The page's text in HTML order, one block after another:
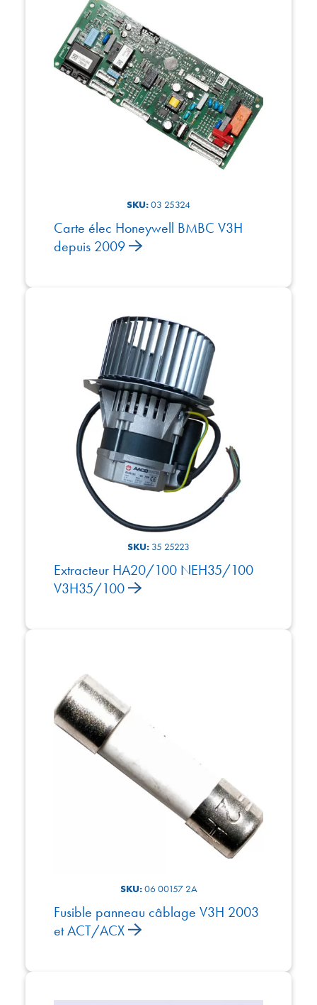
SKU:03 25324
Carte élec Honeywell BMBC V3H
depuis 2009
SKU: 35 25223
Extracteur HA20/100 NEH35/100
V3H35/100
SKU:06 00157 2A
Fusible panneau câblage V3H 2003
et ACT/ACX